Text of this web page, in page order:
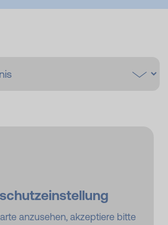
anzusehen, akzeptiere bitte